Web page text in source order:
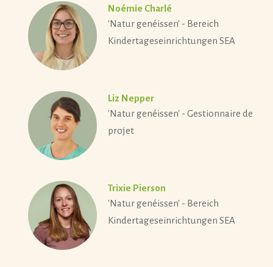
Noémie Charlé
'Natur genéissen' - Bereich
Kindertageseinrichtungen SEA
Liz Nepper
'Natur genéissen' - Gestionnaire de
projet
Trixie Pierson
'Natur genéissen' - Bereich
Kindertageseinrichtungen SEA